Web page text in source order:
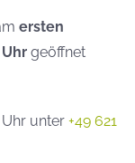
ersten
geöffnet
Uhr unter +49 621